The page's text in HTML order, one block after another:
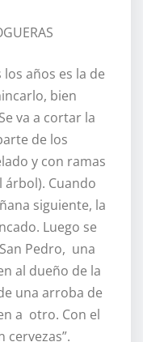
años es la de
bien
va a cortar la
de los
y con ramas
árbol). Cuando
siguiente, la
Luego se
Pedro, una
al dueño de la
una arroba de
a otro. Con el
cervezas”.